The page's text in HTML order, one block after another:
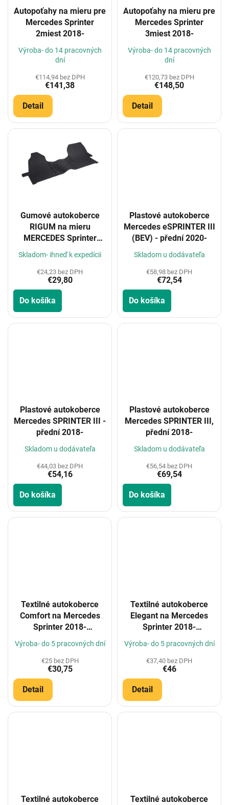
Autopoťahy na mieru pre
Mercedes Sprinter
2miest 2018-
Výroba- do 14 pracovných
dní
€114,94 bez DPH
€141,38
Detail
Autopoťahy na mieru pre
Mercedes Sprinter
3miest 2018-
Výroba- do 14 pracovných
dní
€120,73 bez DPH
€148,50
Detail
Gumové autokoberce
RIGUM na mieru
MERCEDES Sprinter
Skladom- ihneď k expedícii
€24,23 bez DPH
€29,80
Do košíka
Plastové autokoberce
Mercedes eSPRINTER III
(BEV) - přední 2020-
Skladom u dodávateľa
€58,98 bez DPH
€72,54
Do košíka
Plastové autokoberce
Mercedes SPRINTER III -
přední 2018-
Skladom u dodávateľa
€44,03 bez DPH
€54,16
Do košíka
Plastové autokoberce
Mercedes SPRINTER III,
přední 2018-
Skladom u dodávateľa
€56,54 bez DPH
€69,54
Do košíka
Textilné autokoberce
Comfort na Mercedes
Sprinter 2018-
(Konfigurátor)
Výroba- do 5 pracovných dní
€25 bez DPH
€30,75
Detail
Textilné autokoberce
Elegant na Mercedes
Sprinter 2018-
(Konfigurátor)
Výroba- do 5 pracovných dní
€37,40 bez DPH
€46
Detail
Textilné autokoberce
Textilné autokoberce